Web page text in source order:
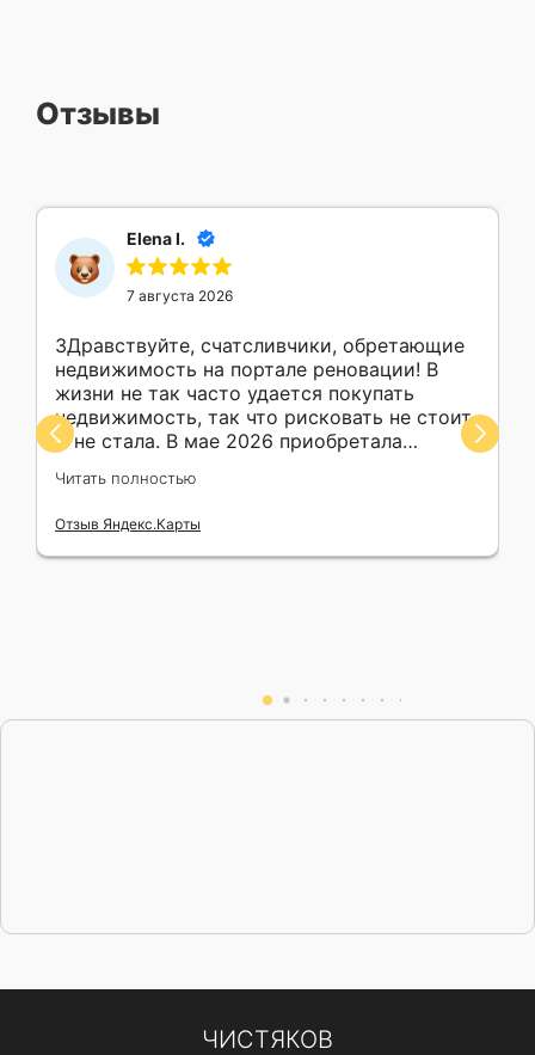
Отзывы
Elena I.
7 августа 2026
ЗДравствуйте, счатсливчики, обретающие
недвижимость на портале реновации! В
жизни не так часто удается покупать
недвижимость, так что рисковать не стоит.
Я не стала. В мае 2026 приобретала
в работе с ресурсами, консультирование,
сопровождение, поддержку моей покупки,
помог с выбором объекта. Безупречный
профессионализм, ответственность
успехов вам в финансовой и личной сфере,
хороших клиентов. Всех благ!
Читать полностью
Отзыв Яндекс.Карты
ЧИСТЯКОВ